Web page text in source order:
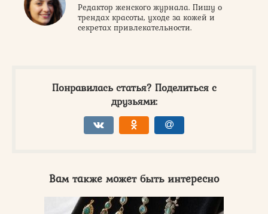
Редактор женского журнала. Пишу о
трендах красоты, уходе за кожей и
секретах привлекательности.
Понравилась статья? Поделиться с
друзьями:
Вам также может быть интересно